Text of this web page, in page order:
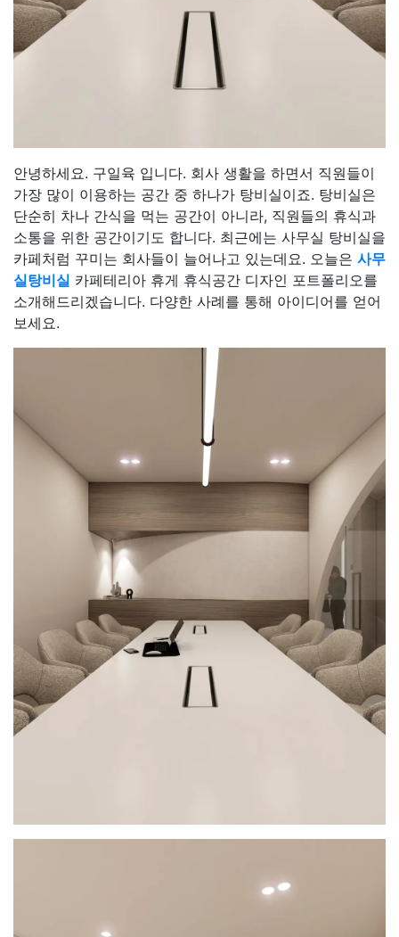
안녕하세요. 구일육 입니다. 회사 생활을 하면서 직원들이
가장 많이 이용하는 공간 중 하나가 탕비실이죠. 탕비실은
단순히 차나 간식을 먹는 공간이 아니라, 직원들의 휴식과
소통을 위한 공간이기도 합니다. 최근에는 사무실 탕비실을
카페처럼 꾸미는 회사들이 늘어나고 있는데요. 오늘은 사무
실탕비실 카페테리아 휴게 휴식공간 디자인 포트폴리오를
소개해드리겠습니다. 다양한 사례를 통해 아이디어를 얻어
보세요.